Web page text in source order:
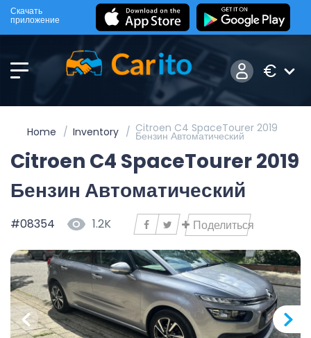
Скачать
приложение
€
Home Inventory Citroen C4 SpaceTourer 2019
Бензин Автоматический
Citroen C4 SpaceTourer 2019
Бензин Автоматический
#08354 1.2K Поделиться